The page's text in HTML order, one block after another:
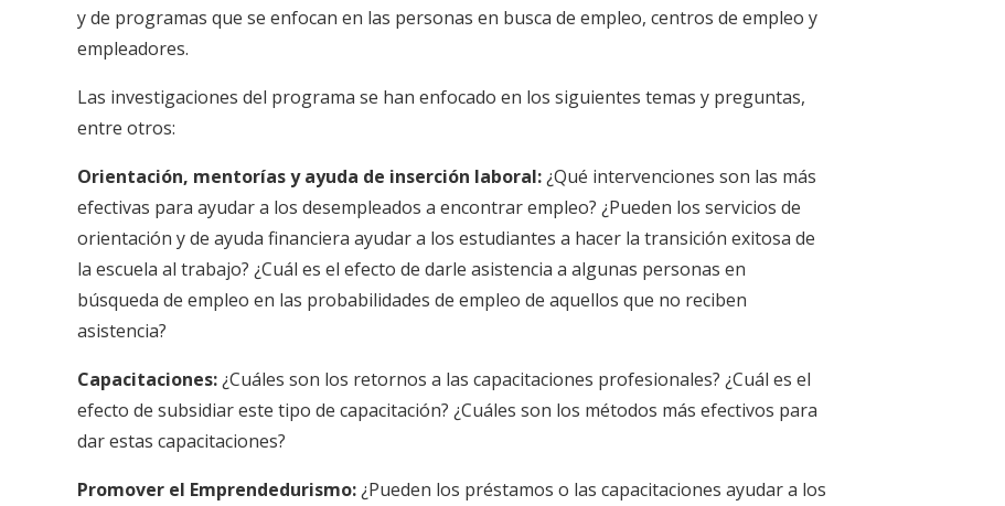
y de programas que se enfocan en las personas en busca de empleo, centros de empleo y
empleadores.
Las investigaciones del programa se han enfocado en los siguientes temas y preguntas,
entre otros:
Orientación, mentorías y ayuda de inserción laboral:¿Qué intervenciones son las más
efectivas para ayudar a los desempleados a encontrar empleo? ¿Pueden los servicios de
orientación y de ayuda financiera ayudar a los estudiantes a hacer la transición exitosa de
la escuela al trabajo? ¿Cuál es el efecto de darle asistencia a algunas personas en
búsqueda de empleo en las probabilidades de empleo de aquellos que no reciben
asistencia?
Capacitaciones:¿Cuáles son los retornos a las capacitaciones profesionales? ¿Cuál es el
efecto de subsidiar este tipo de capacitación? ¿Cuáles son los métodos más efectivos para
dar estas capacitaciones?
Promover el Emprendedurismo:¿Pueden los préstamos o las capacitaciones ayudar a los